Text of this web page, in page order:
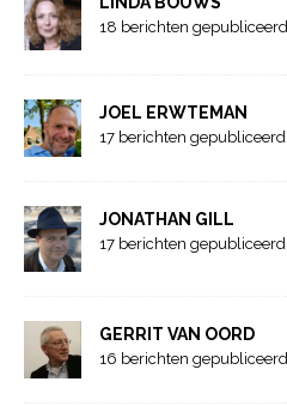
18 berichten gepubliceerd
JOEL ERWTEMAN
17 berichten gepubliceerd
JONATHAN GILL
17 berichten gepubliceerd
GERRIT VAN OORD
16 berichten gepubliceerd